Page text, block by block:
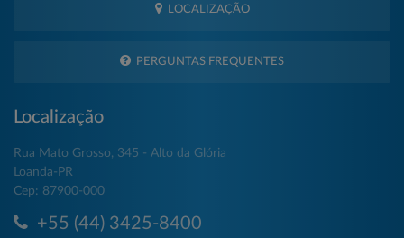
LOCALIZAÇÃO
PERGUNTAS FREQUENTES
Localização
Rua Mato Grosso, 345 - Alto da Glória
Loanda-PR
Cep: 87900-000
+55 (44) 3425-8400